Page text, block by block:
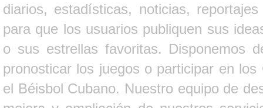
diarios, estadísticas, noticias,
para que los usuarios publiquen sus
o sus estrellas favoritas. Disponemos
pronosticar los juegos o participar en
el Béisbol Cubano. Nuestro equipo de